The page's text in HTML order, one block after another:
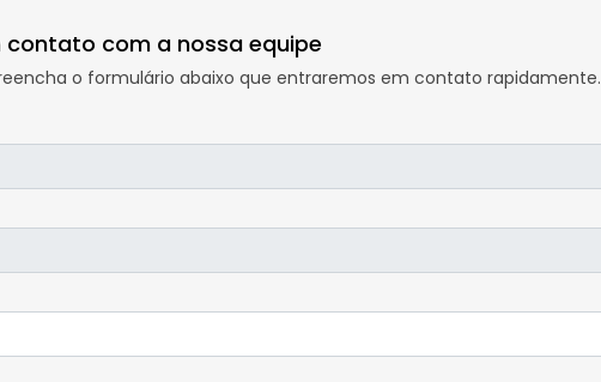
contato com a nossa equipe
o formulário abaixo que entraremos em contato rapidamente.